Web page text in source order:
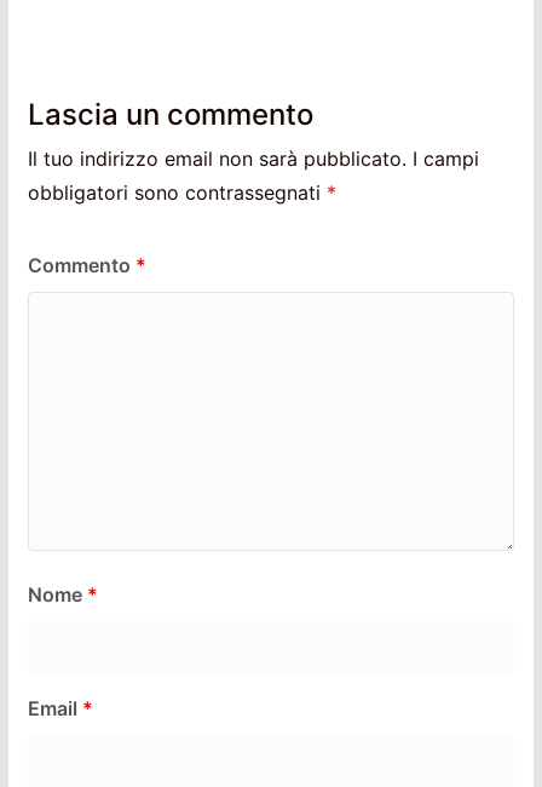
Lascia un commento
Il tuo indirizzo email non sarà pubblicato. I campi
obbligatori sono contrassegnati *
Commento *
Nome *
Email *